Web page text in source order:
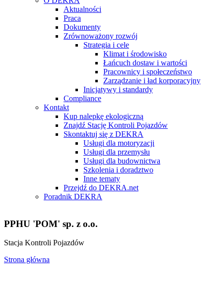
Aktualności
Praca
Dokumenty
Zrównoważony rozwój
Strategia i cele
Klimat i środowisko
Łańcuch dostaw i wartości
Pracownicy i społeczeństwo
Zarządzanie i ład korporacyjny
Inicjatywy i standardy
Compliance
Kontakt
Kup nalepkę ekologiczną
Znajdź Stację Kontroli Pojazdów
Skontaktuj się z DEKRA
Usługi dla motoryzacji
Usługi dla przemysłu
Usługi dla budownictwa
Szkolenia i doradztwo
Inne tematy
Przejdź do DEKRA.net
Poradnik DEKRA
PPHU 'POM' sp. z o.o.
Stacja Kontroli Pojazdów
Strona główna